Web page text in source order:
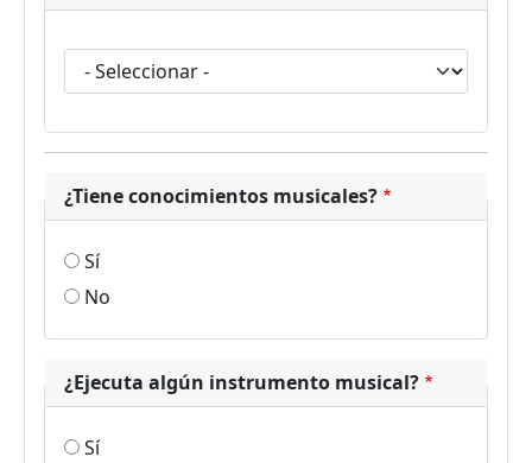
¿Se reconoce como parte de un grupo poblacional
¿Tiene conocimientos musicales?
Sí
No
¿Ejecuta algún instrumento musical?
Sí